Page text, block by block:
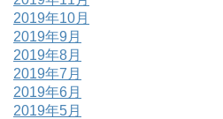
2019年10月
2019年9月
2019年8月
2019年7月
2019年6月
2019年5月